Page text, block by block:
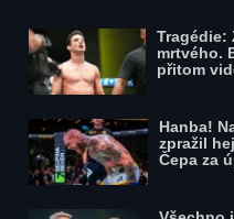
Tragédie:
mrtvého.
přitom
Hanba!
zpražil
Čepa za